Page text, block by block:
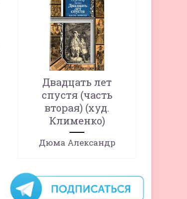
Двадцать лет
спустя (часть
вторая) (худ.
Клименко)
Дюма Александр